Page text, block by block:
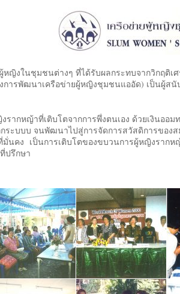
หญิงในชุมชนต่างๆ ที่ได้รับผลกระทบจากวิกฤติ
รพัฒนาเครือข่ายผู้หญิงชุมชนแออัด) เป็นผู้สนั
ากหญ้าที่เติบโตจากการพึ่งตนเอง ด้วยเงินออ
ะบบบ จนพัฒนาไปสู่การจัดการสวัสดิการขอ
นคง เป็นการเติบโตของขบวนการผู้หญิงรา
ปรึกษา